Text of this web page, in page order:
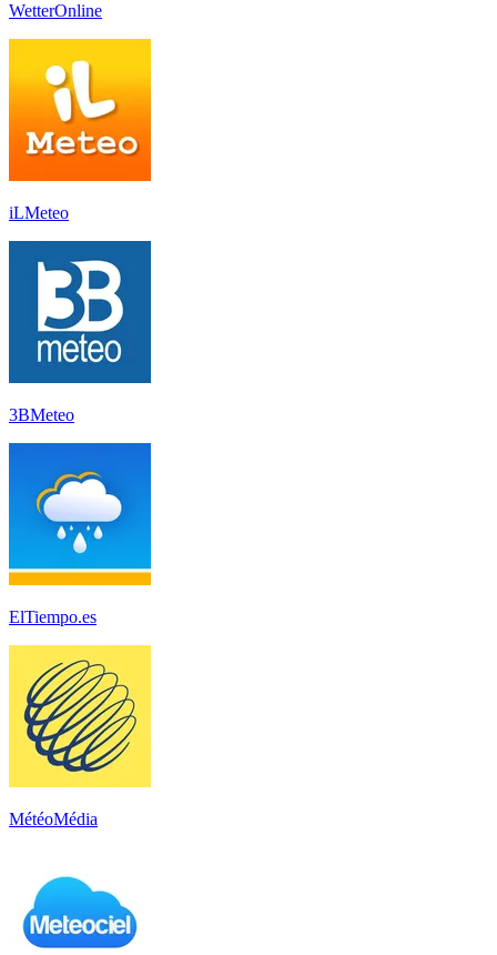
WetterOnline
iLMeteo
3BMeteo
ElTiempo.es
MétéoMédia